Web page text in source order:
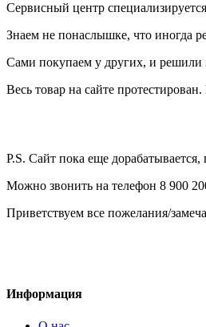
Сервисный центр
Знаем не понаслышке, что иногда
Сами покупаем у других, и решили
Весь товар на сайте
P.S. Сайт пока еще
Можно звонить на телефон 8 900
Приветствуем все пожелания/
Информация